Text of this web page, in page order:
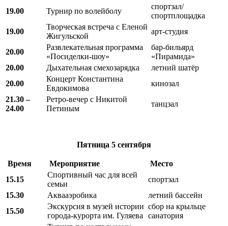
19.00 Турнир по волейболу
спортзал/
спортплощадка
19.00
Творческая встреча с Еленой
Жигульской
арт-студия
20.00
Развлекательная программа
«Посиделки-шоу»
бар-бильярд
«Пирамида»
20.00
Дыхательная смехозарядка
летний шатёр
20.00
Концерт Константина
Евдокимова
кинозал
21.30 –
24.00
Ретро-вечер с Никитой
Петиным
танцзал
Пятница 5 сентября
Время Мероприятие
Место
15.15
Спортивный час для всей
семьи
спортзал
15.30
Аквааэробика
летний бассейн
15.50
Экскурсия в музей истории
города-курорта им. Гуляева
сбор на крыльце
санатория